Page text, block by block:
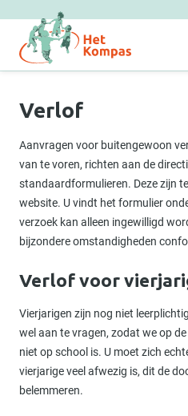
Verlof
Aanvragen voor buitengewoon
van te voren, richten aan de
standaardformulieren. Deze zijn te
website. U vindt het formulier
verzoek kan alleen ingewilligd
bijzondere omstandigheden
Verlof voor
Vierjarigen zijn nog niet
wel aan te vragen, zodat we op
niet op school is. U moet zich
vierjarige veel afwezig is, dit de
belemmeren.